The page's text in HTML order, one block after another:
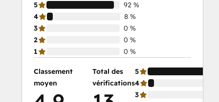
5
92 %
4
8 %
3
0 %
2
0 %
1
0 %
Classement
moyen
Total des
vérifications
5
4
3